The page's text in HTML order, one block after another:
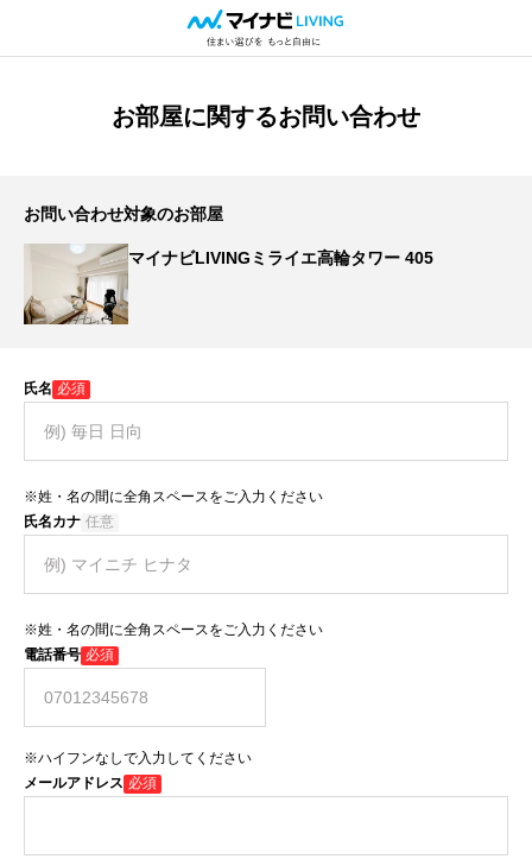
お部屋に関するお問い合わせ
お問い合わせ対象のお部屋
マイナビLIVINGミライエ高輪タワー 405
氏名 必須
※姓・名の間に全角スペースをご入力ください
氏名カナ 任意
※姓・名の間に全角スペースをご入力ください
電話番号 必須
※ハイフンなしで入力してください
メールアドレス 必須